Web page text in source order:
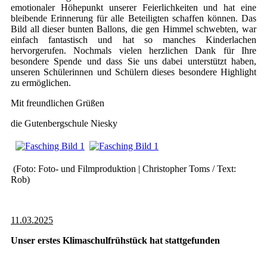
emotionaler Höhepunkt unserer Feierlichkeiten und hat eine
bleibende Erinnerung für alle Beteiligten schaffen können. Das
Bild all dieser bunten Ballons, die gen Himmel schwebten, war
einfach fantastisch und hat so manches Kinderlachen
hervorgerufen. Nochmals vielen herzlichen Dank für Ihre
besondere Spende und dass Sie uns dabei unterstützt haben,
unseren Schülerinnen und Schülern dieses besondere Highlight
zu ermöglichen.
Mit freundlichen Grüßen
die Gutenbergschule Niesky
(Foto: Foto- und Filmproduktion | Christopher Toms / Text:
Rob)
11.03.2025
Unser erstes Klimaschulfrühstück hat stattgefunden